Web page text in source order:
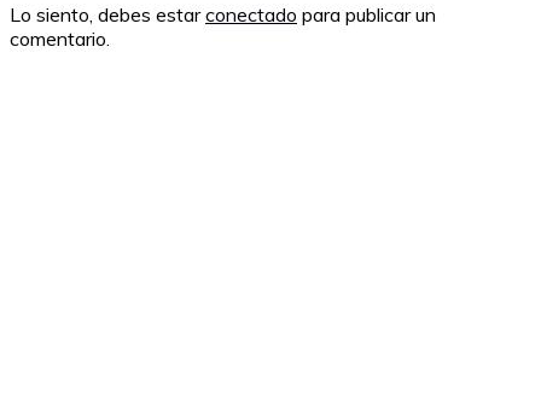
Lo siento, debes estarconectado para publicar un
comentario.